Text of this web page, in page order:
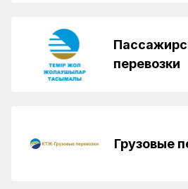
перевозки
Грузовые